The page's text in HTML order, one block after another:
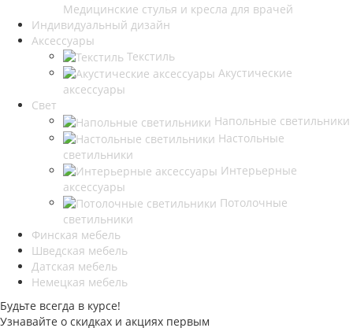
Медицинские стулья и кресла для врачей
Индивидуальный дизайн
Аксессуары
Текстиль
Акустические
аксессуары
Свет
Напольные светильники
Настольные
светильники
Интерьерные
аксессуары
Потолочные
светильники
Финская мебель
Шведская мебель
Датская мебель
Немецкая мебель
Будьте всегда в курсе!
Узнавайте о скидках и акциях первым